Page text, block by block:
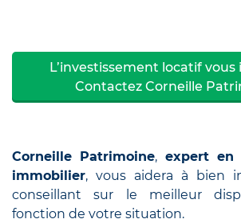
L’investissement locatif vous
Contactez Corneille
Corneille Patrimoine, expert en
immobilier, vous aidera à bien
conseillant sur le meilleur
fonction de votre situation.